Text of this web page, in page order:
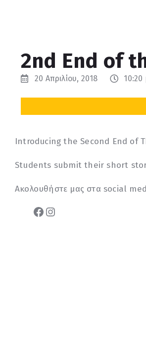
2nd End of
20 Απριλίου, 2018 10:20
Introducing the Second End of
Students submit their short
Ακολουθήστε μας στα social